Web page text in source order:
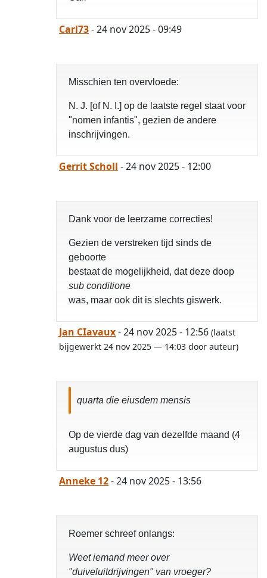
Carl73- 24 nov 2025 - 09:49
Misschien ten overvloede:
N. J. [of N. I.] op de laatste regel staat voor
"nomen infantis", gezien de andere
inschrijvingen.
Gerrit Scholl - 24 nov 2025 - 12:00
Dank voor de leerzame correcties!
Gezien de verstreken tijd sinds de
geboorte
bestaat de mogelijkheid, dat deze doop
sub conditione
was, maar ook dit is slechts giswerk.
Jan CIavaux- 24 nov 2025 - 12:56 (laatst
bijgewerkt 24 nov 2025 — 14:03 door auteur)
quarta die eiusdem mensis
Op de vierde dag van dezelfde maand (4
augustus dus)
Anneke 12- 24 nov 2025 - 13:56
Roemer schreef onlangs:
Weet iemand meer over
"duiveluitdrijvingen" van vroeger?